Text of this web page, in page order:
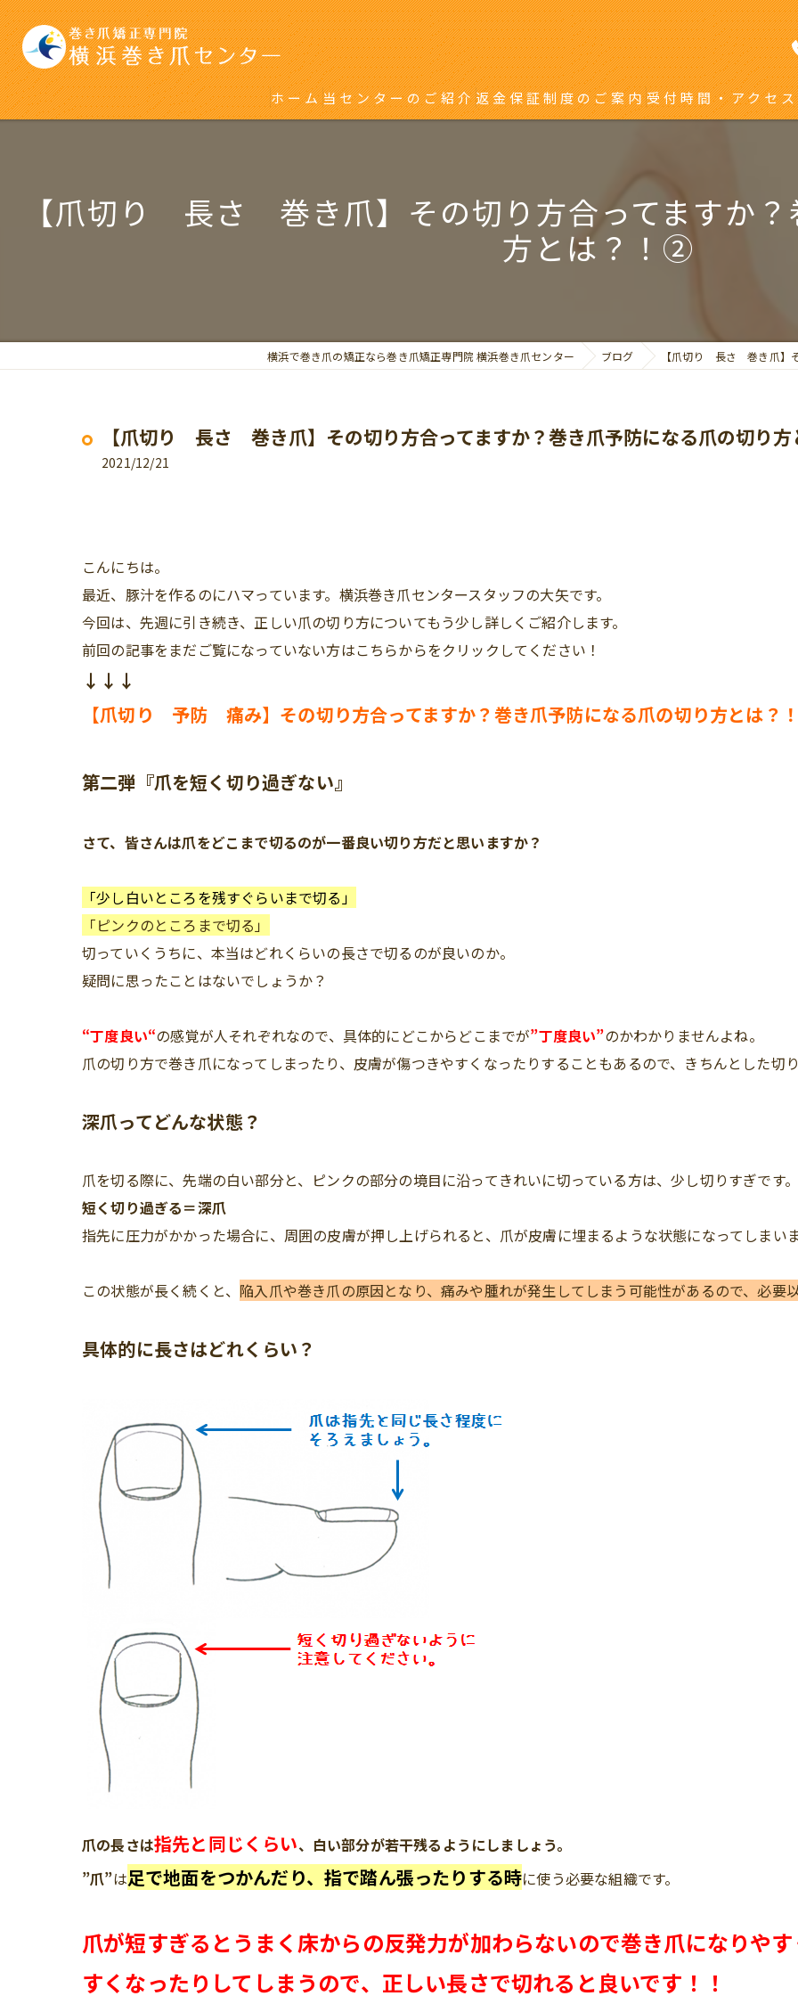
ホーム当センターのご紹介
再発をくり返している方へ
返金保証制度のご案内受付時間・アクセス
【爪切り 長さ 巻き爪】その切り方合ってますか？
方とは？！②
横浜で巻き爪の矯正なら巻き爪矯正専門院 横浜巻き爪センター ブログ 【爪切り 長さ 巻き爪】
【爪切り 長さ 巻き爪】その切り方合ってますか？巻き爪予防になる爪の切り
2021/12/21
こんにちは。
最近、豚汁を作るのにハマっています。横浜巻き爪センタースタッフの大矢です。
今回は、先週に引き続き、正しい爪の切り方についてもう少し詳しくご紹介します。
前回の記事をまだご覧になっていない方はこちらからをクリックしてください！
↓↓↓
【爪切り 予防 痛み】その切り方合ってますか？巻き爪予防になる爪の切り方とは？
第二弾『爪を短く切り過ぎない』
さて、皆さんは爪をどこまで切るのが一番良い切り方だと思いますか？
「少し白いところを残すぐらいまで切る」
「ピンクのところまで切る」
切っていくうちに、本当はどれくらいの長さで切るのが良いのか。
疑問に思ったことはないでしょうか？
“丁度良い“の感覚が人それぞれなので、具体的にどこからどこまでが”丁度良い”のかわかりませんよね。
爪の切り方で巻き爪になってしまったり、皮膚が傷つきやすくなったりすることもあるので、きちんとした切
深爪ってどんな状態？
爪を切る際に、先端の白い部分と、ピンクの部分の境目に沿ってきれいに切っている方は、少し切りすぎです。
短く切り過ぎる＝深爪
指先に圧力がかかった場合に、周囲の皮膚が押し上げられると、爪が皮膚に埋まるような状態になってしまいま
この状態が長く続くと、 陥入爪や巻き爪の原因となり、痛みや腫れが発生してしまう可能性があるので、必要
具体的に長さはどれくらい？
爪の長さは指先と同じくらい、白い部分が若干残るようにしましょう。
”爪”は足で地面をつかんだり、指で踏ん張ったりする時に使う必要な組織です。
爪が短すぎるとうまく床からの反発力が加わらないので巻き爪になりや
すくなったりしてしまうので、正しい長さで切れると良いです！！